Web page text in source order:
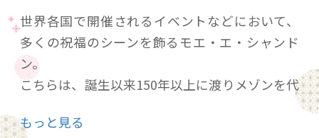
世界各国で開催されるイベントなどにおいて、
多くの祝福のシーンを飾るモエ・エ・シャンド
ン。
こちらは、誕生以来150年以上に渡りメゾンを代
表するシャンパーニュとして愛好家を魅了し続
けるシャンパーニュ。
もっと見る